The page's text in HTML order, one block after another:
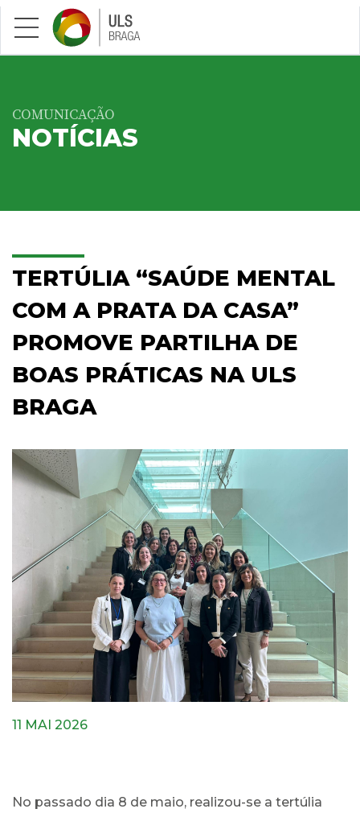
Saltar para conteúdo principal
COMUNICAÇÃO
NOTÍCIAS
TERTÚLIA “SAÚDE MENTAL
COM A PRATA DA CASA”
PROMOVE PARTILHA DE
BOAS PRÁTICAS NA ULS
BRAGA
11 MAI 2026
No passado dia 8 de maio, realizou-se a tertúlia